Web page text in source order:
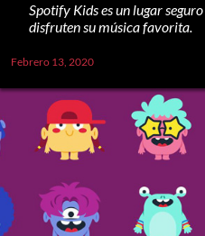
Spotify Kids es un lugar
disfruten su música favorita.
Febrero 13, 2020